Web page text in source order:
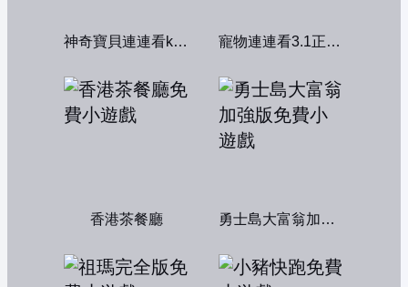
神奇寶貝連連看kawai版2004 寵物連連看3.1正式版
香港茶餐廳 勇士島大富翁加強版